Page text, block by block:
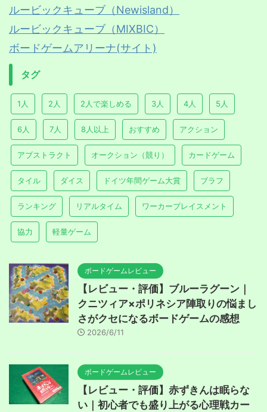
ルービックキューブ（Newisland）
ルービックキューブ（MIXBIC）
ボードゲームアリーナ(サイト)
タグ
1人 2人 2人で楽しめる 3人 4人 5人
6人 7人 8人以上 おすすめ アクション
アブストラクト オークション（競り） カードゲーム
タイル ダイス ドイツ年間ゲーム大賞 ブラフ
ランキング リアルタイム ワーカープレイスメント
協力 軽量ゲーム
ボードゲームレビュー
【レビュー・評価】ブルーラグーン｜
クニツィア×ポリネシア陣取りの悩まし
さがクセになるボードゲームの感想
2026/6/11
ボードゲームレビュー
【レビュー・評価】赤ずきんは眠らな
い｜初心者でも盛り上がる心理戦カー